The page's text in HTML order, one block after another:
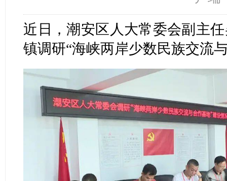
近日，潮安区人大常委会副主
镇调研“海峡两岸少数民族交流